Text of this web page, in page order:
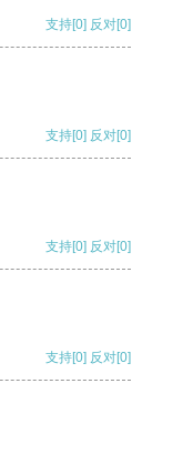
支持[0] 反对[0]
支持[0] 反对[0]
支持[0] 反对[0]
支持[0] 反对[0]